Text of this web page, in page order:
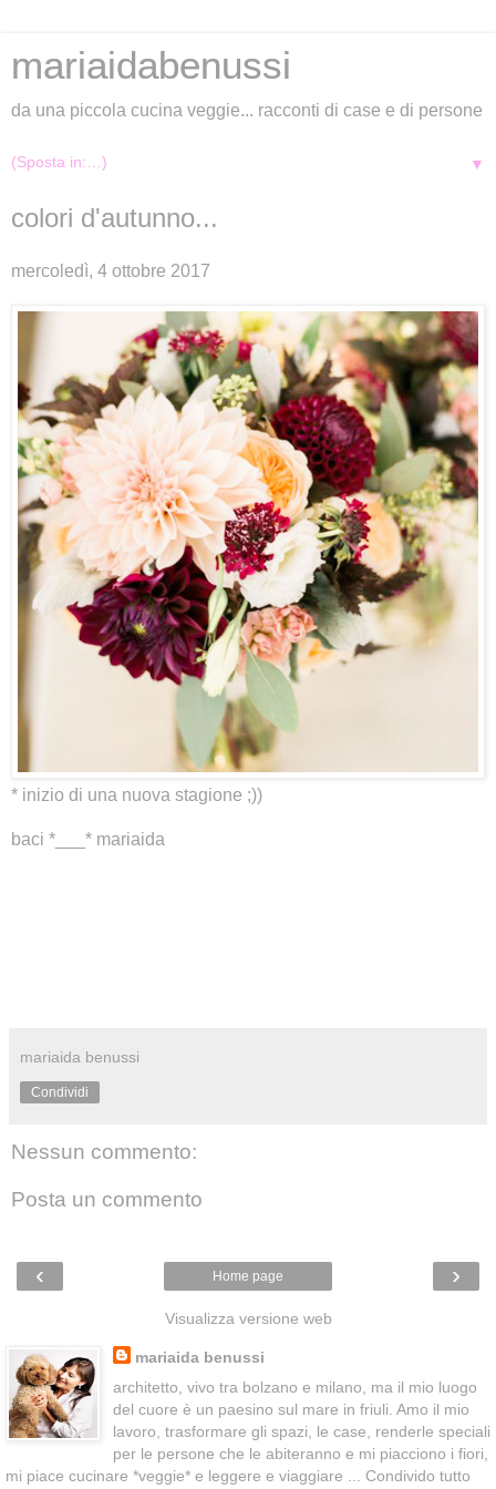
mariaidabenussi
da una piccola cucina veggie... racconti di case e di persone
▼
colori d'autunno...
mercoledì, 4 ottobre 2017
* inizio di una nuova stagione ;))
baci *___* mariaida
mariaida benussi
Condividi
Nessun commento:
Posta un commento
‹ ›
Home page
Visualizza versione web
mariaida benussi
architetto, vivo tra bolzano e milano, ma il mio luogo
del cuore è un paesino sul mare in friuli. Amo il mio
lavoro, trasformare gli spazi, le case, renderle speciali
per le persone che le abiteranno e mi piacciono i fiori,
mi piace cucinare *veggie* e leggere e viaggiare ... Condivido tutto